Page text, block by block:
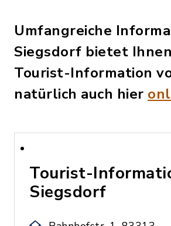
Umfangreiche
Siegsdorf bietet
Tourist-Information
natürlich auch hier
Tourist-
Siegsdorf